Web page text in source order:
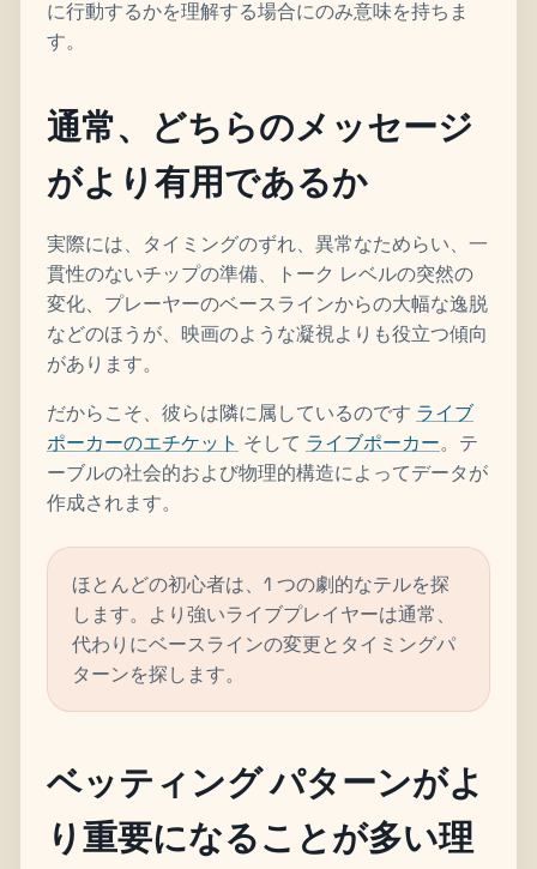
に行動するかを理解する場合にのみ意味を持ちま
す。
通常、どちらのメッセージ
がより有用であるか
実際には、タイミングのずれ、異常なためらい、一
貫性のないチップの準備、トーク レベルの突然の
変化、プレーヤーのベースラインからの大幅な逸脱
などのほうが、映画のような凝視よりも役立つ傾向
があります。
だからこそ、彼らは隣に属しているのです ライブ
ポーカーのエチケット そして ライブポーカー。テ
ーブルの社会的および物理的構造によってデータが
作成されます。
ほとんどの初心者は、1 つの劇的なテルを探
します。より強いライブプレイヤーは通常、
代わりにベースラインの変更とタイミングパ
ターンを探します。
ベッティング パターンがよ
り重要になることが多い理